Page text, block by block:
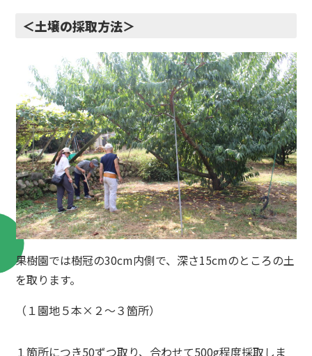
＜土壌の採取方法＞
果樹園では樹冠の30cm内側で、深さ15cmのところの土
を取ります。
（１園地５本×２～３箇所）
１箇所につき50ずつ取り、合わせて500g程度採取しま